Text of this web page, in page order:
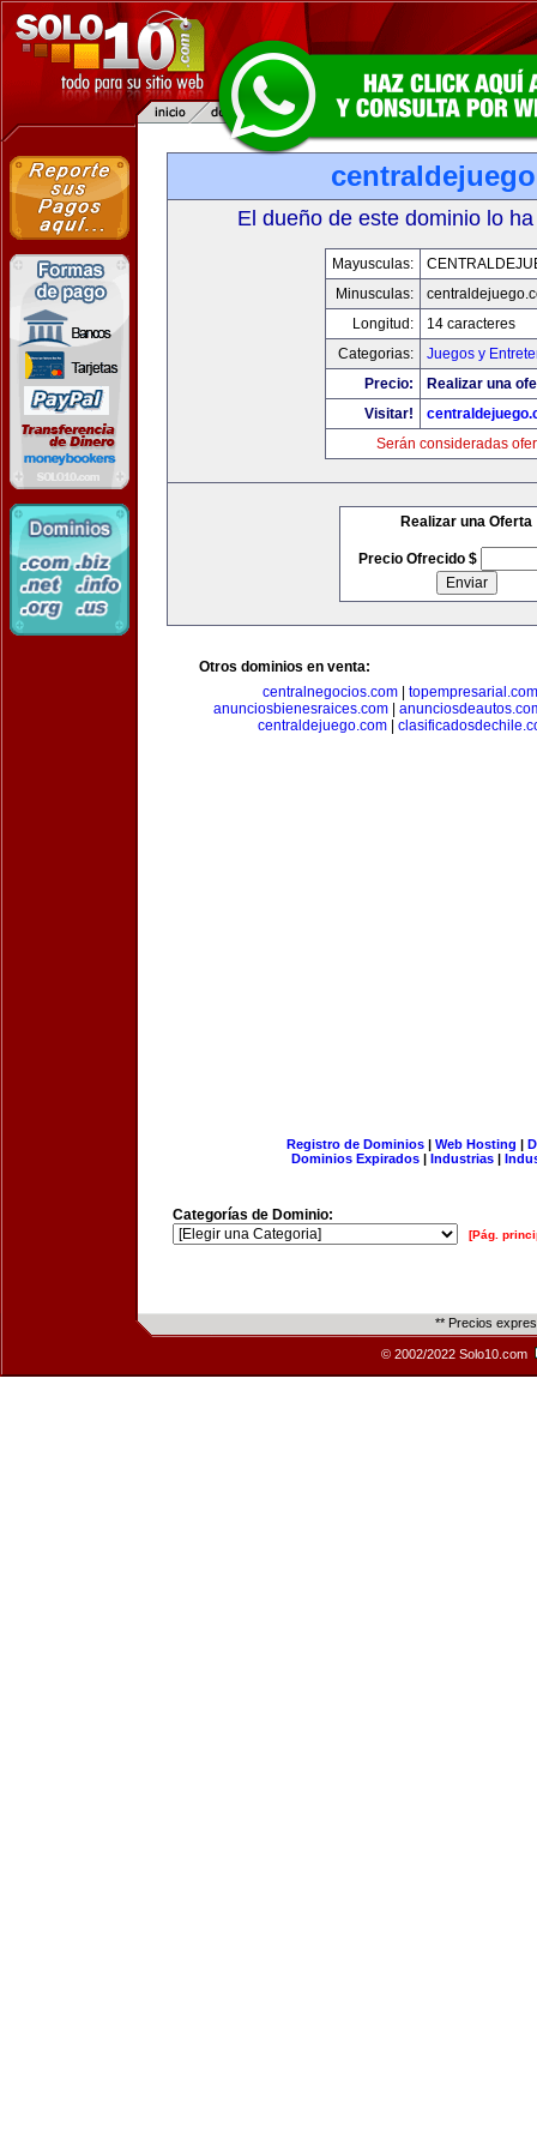
El dueño de este dominio lo
Mayusculas:
Minusculas:
Longitud:
14 caracteres
Categorias:
Juegos y
Precio:
Realizar una
Visitar!
Serán consideradas
Realizar una Oferta
Precio Ofrecido $
Otros dominios en venta:
centralnegocios.com| topempresarial.com
anunciosbienesraices.com|
centraldejuego.com
Registro de Dominios| Web Hosting |
Dominios Expirados | Industrias |
Categorías de Dominio:
[Pág.
** Precios
© 2002/2022 Solo10.com